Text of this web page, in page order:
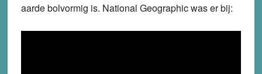
aarde bolvormig is. National Geographic was er bij: